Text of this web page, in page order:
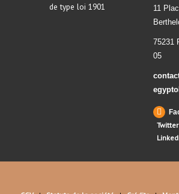
de type loi 1901
11
75231
05
Twitter